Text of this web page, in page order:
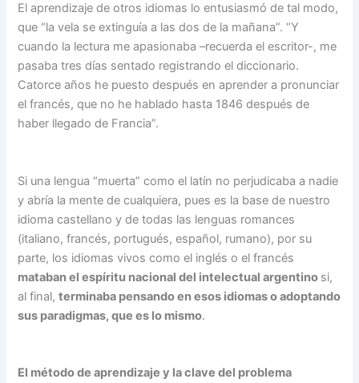
El aprendizaje de otros idiomas lo entusiasmó de tal modo,
que “la vela se extinguía a las dos de la mañana”. “Y
cuando la lectura me apasionaba –recuerda el escritor-, me
pasaba tres días sentado registrando el diccionario.
Catorce años he puesto después en aprender a pronunciar
el francés, que no he hablado hasta 1846 después de
haber llegado de Francia”.
Si una lengua “muerta” como el latín no perjudicaba a nadie
y abría la mente de cualquiera, pues es la base de nuestro
idioma castellano y de todas las lenguas romances
(italiano, francés, portugués, español, rumano), por su
parte, los idiomas vivos como el inglés o el francés
mataban el espíritu nacional del intelectual argentino si,
al final,terminaba pensando en esos idiomas o adoptando
sus paradigmas, que es lo mismo.
El método de aprendizaje y la clave del problema